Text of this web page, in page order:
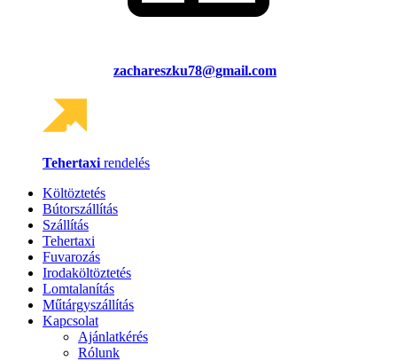
zachareszku78@gmail.com
Tehertaxi rendelés
Költöztetés
Bútorszállítás
Szállítás
Tehertaxi
Fuvarozás
Irodaköltöztetés
Lomtalanítás
Műtárgyszállítás
Kapcsolat
Ajánlatkérés
Rólunk